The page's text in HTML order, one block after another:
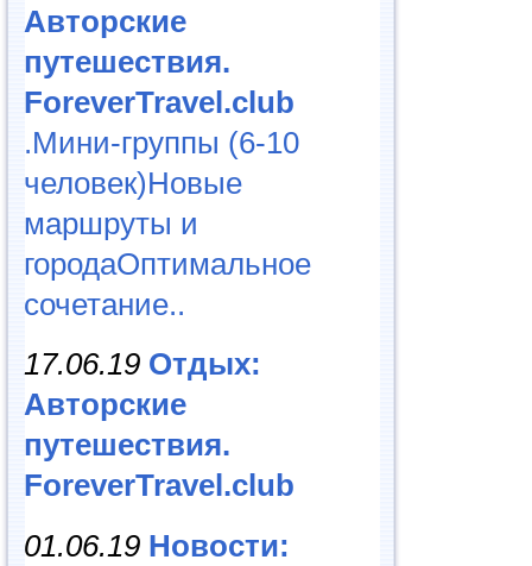
Авторские
путешествия.
ForeverTravel.club
.Мини-группы (6-10
человек)Новые
маршруты и
городаОптимальное
сочетание..
17.06.19 Отдых:
Авторские
путешествия.
ForeverTravel.club
01.06.19 Новости: